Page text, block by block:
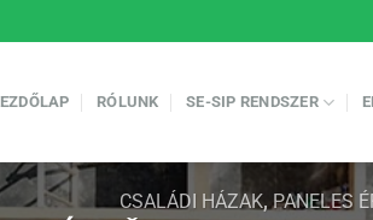
RÓLUNK SE-SIP RENDSZER
CSALÁDI HÁZAK,PANELES